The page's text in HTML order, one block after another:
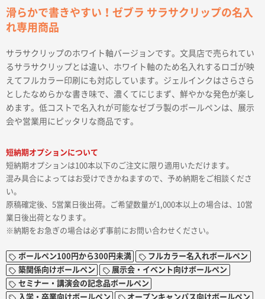
滑らかで書きやすい！ゼブラ サラサクリップの名入
れ専用商品
サラサクリップのホワイト軸バージョンです。文具店で売られてい
るサラサクリップとは違い、ホワイト軸のため名入れするロゴが映
えてフルカラー印刷にも対応しています。ジェルインクはさらさら
としたなめらかな書き味で、濃くてにじまず、鮮やかな発色が楽し
めます。低コストで名入れが可能なゼブラ製のボールペンは、展示
会や営業用にピッタリな商品です。
短納期オプションについて
短納期オプションは100本以下のご注文に限り適用いただけます。
混み具合によってはお受けできかねますので、予め納期をご相談くださ
い。
原稿確定後、5営業日後出荷。ご希望数量が1,000本以上の場合は、10営
業日後出荷となります。
※納期をお急ぎの場合は必ず事前にお問い合わせください。
ボールペン100円から300円未満
フルカラー名入れボールペン
築関係向けボールペン
展示会・イベント向けボールペン
セミナー・講演会の記念品ボールペン
入学・卒業向けボールペン
オープンキャンパス向けボールペン